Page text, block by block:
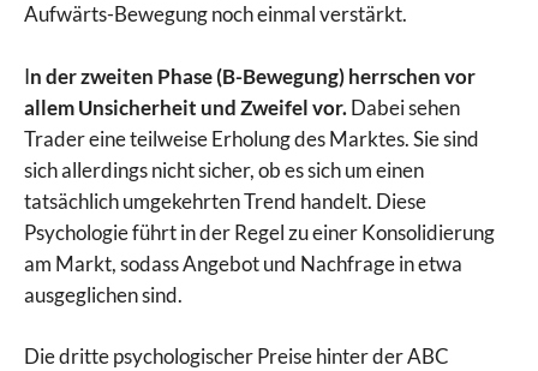
Aufwärts-Bewegung noch einmal verstärkt.
In der zweiten Phase (B-Bewegung) herrschen vor
allem Unsicherheit und Zweifel vor.Dabei sehen
Trader eine teilweise Erholung des Marktes. Sie sind
sich allerdings nicht sicher, ob es sich um einen
tatsächlich umgekehrten Trend handelt. Diese
Psychologie führt in der Regel zu einer Konsolidierung
am Markt, sodass Angebot und Nachfrage in etwa
ausgeglichen sind.
Die dritte psychologischer Preise hinter der ABC